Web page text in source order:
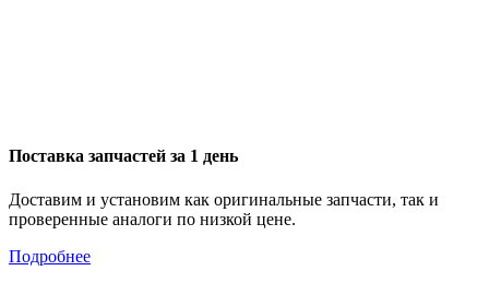
Поставка запчастей за 1 день
Доставим и установим как оригинальные запчасти, так и
проверенные аналоги по низкой цене.
Подробнее